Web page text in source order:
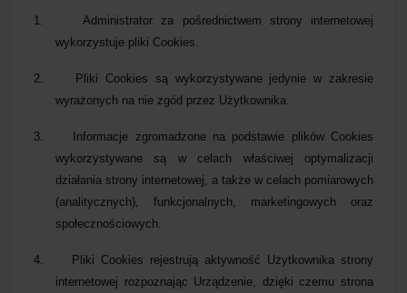
1.
Administrator za pośrednictwem strony internetowej
wykorzystuje pliki Cookies.
2.
Pliki Cookies są wykorzystywane jedynie w zakresie
wyrażonych na nie zgód przez Użytkownika.
3.
Informacje zgromadzone na podstawie plików Cookies
wykorzystywane są w celach właściwej optymalizacji
działania strony internetowej, a także w celach pomiarowych
(analitycznych), funkcjonalnych, marketingowych oraz
społecznościowych.
4.
Pliki Cookies rejestrują aktywność Użytkownika strony
internetowej rozpoznając Urządzenie, dzięki czemu strona